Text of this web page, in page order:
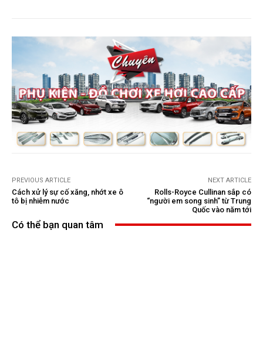
PREVIOUS ARTICLE
Cách xử lý sự cố xăng, nhớt xe ô
tô bị nhiễm nước
NEXT ARTICLE
Rolls-Royce Cullinan sắp có
“người em song sinh” từ Trung
Quốc vào năm tới
Có thể bạn quan tâm